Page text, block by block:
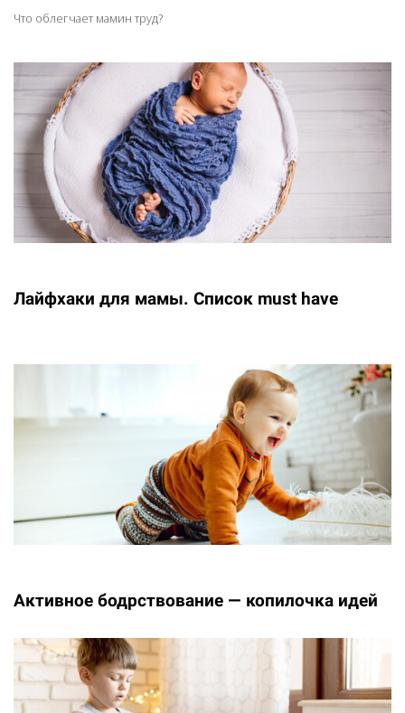
Что облегчает мамин труд?
Лайфхаки для мамы. Список must have
Активное бодрствование — копилочка идей